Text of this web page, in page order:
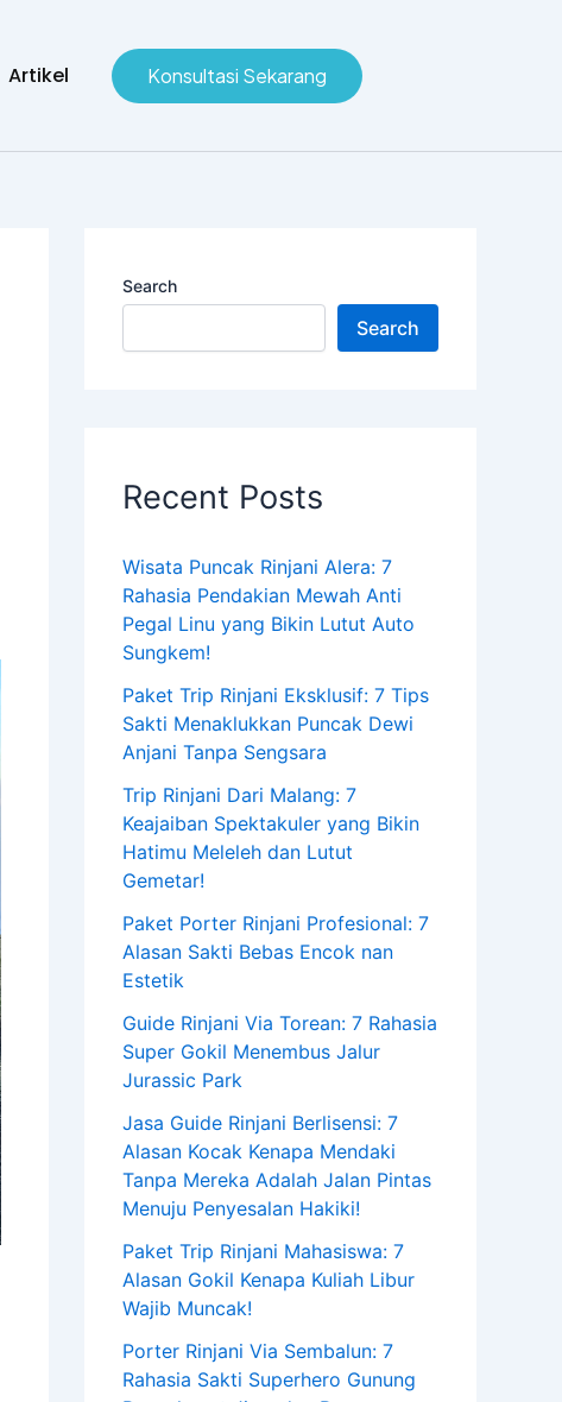
Artikel Konsultasi Sekarang
Search
Search
Recent Posts
Wisata Puncak Rinjani Alera: 7
Rahasia Pendakian Mewah Anti
Pegal Linu yang Bikin Lutut Auto
Sungkem!
Paket Trip Rinjani Eksklusif: 7 Tips
Sakti Menaklukkan Puncak Dewi
Anjani Tanpa Sengsara
Trip Rinjani Dari Malang: 7
Keajaiban Spektakuler yang Bikin
Hatimu Meleleh dan Lutut
Gemetar!
Paket Porter Rinjani Profesional: 7
Alasan Sakti Bebas Encok nan
Estetik
Guide Rinjani Via Torean: 7 Rahasia
Super Gokil Menembus Jalur
Jurassic Park
Jasa Guide Rinjani Berlisensi: 7
Alasan Kocak Kenapa Mendaki
Tanpa Mereka Adalah Jalan Pintas
Menuju Penyesalan Hakiki!
Paket Trip Rinjani Mahasiswa: 7
Alasan Gokil Kenapa Kuliah Libur
Wajib Muncak!
Porter Rinjani Via Sembalun: 7
Rahasia Sakti Superhero Gunung